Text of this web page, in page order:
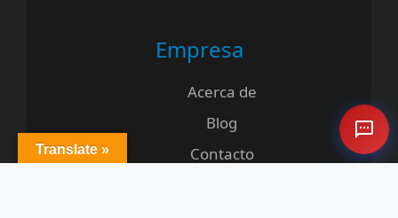
Empresa
Acerca de
Blog
Contacto
Translate »